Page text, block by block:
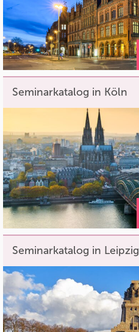
Seminarkatalog in Köln
Seminarkatalog in Leipzig